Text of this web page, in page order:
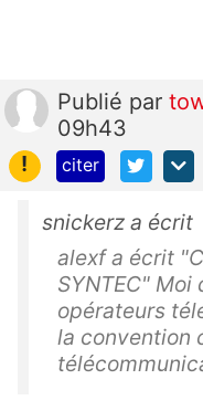
Publié par
09h43
!
citer
snickerz a écrit
alexf a écrit
SYNTEC"
opérateurs
la convention